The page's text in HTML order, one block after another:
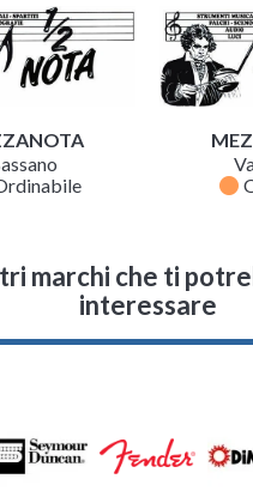
fiber_manual_record
marchi che ti
interessare